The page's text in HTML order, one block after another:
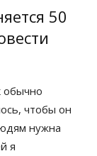
50
обычно
чтобы он
нужна
я